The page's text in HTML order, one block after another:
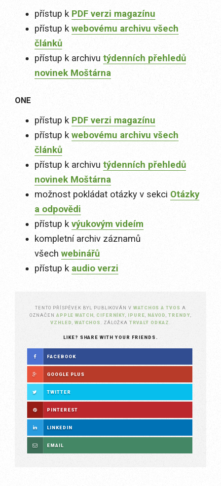
přístup k PDF verzi magazínu
přístup k webovému archivu všech
článků
přístup k archivu týdenních přehledů
novinek Moštárna
ONE
přístup k PDF verzi magazínu
přístup k webovému archivu všech
článků
přístup k archivu týdenních přehledů
novinek Moštárna
možnost pokládat otázky v sekci Otázky
a odpovědi
přístup k výukovým videím
kompletní archiv záznamů
všech webinářů
přístup k audio verzi
TENTO PŘÍSPĚVEK BYL PUBLIKOVÁN V WATCHOS A TVOS A
OZNAČEN APPLE WATCH CIFERNÍKY IPURE NÁVOD ,TRENDY
VZHLED
WATCHOS . ZÁLOŽKA TRVALÝ ODKAZ
LIKE? SHARE WITH YOUR FRIENDS.
FACEBOOK
GOOGLE PLUS
TWITTER
PINTEREST
LINKEDIN
EMAIL